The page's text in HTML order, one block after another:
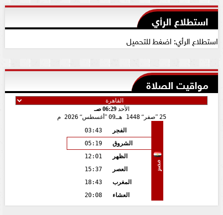
استطلاع الرأي
استطلاع الرأي: اضغط للتحميل
مواقيت الصلاة
الأحد06:29 صـ
25
صفر 1448 هـ 09 أغسطس 2026 م
مصر
الفجر
03:43
الشروق
05:19
الظهر
12:01
العصر
15:37
المغرب
18:43
العشاء
20:08